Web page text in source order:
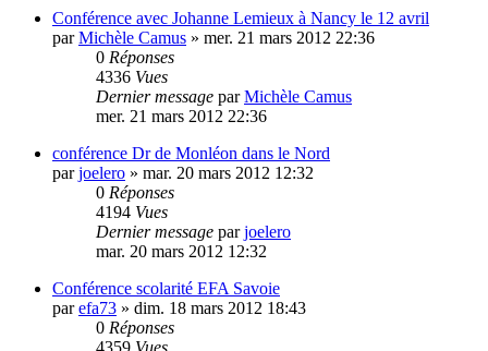
Conférence avec Johanne Lemieux à Nancy le 12 avril
parMichèle Camus » mer. 21 mars 2012 22:36
0 Réponses
4336 Vues
Dernier message parMichèle Camus
mer. 21 mars 2012 22:36
conférence Dr de Monléon dans le Nord
parjoelero » mar. 20 mars 2012 12:32
0 Réponses
4194 Vues
Dernier message parjoelero
mar. 20 mars 2012 12:32
Conférence scolarité EFA Savoie
parefa73 » dim. 18 mars 2012 18:43
0 Réponses
4359 Vues